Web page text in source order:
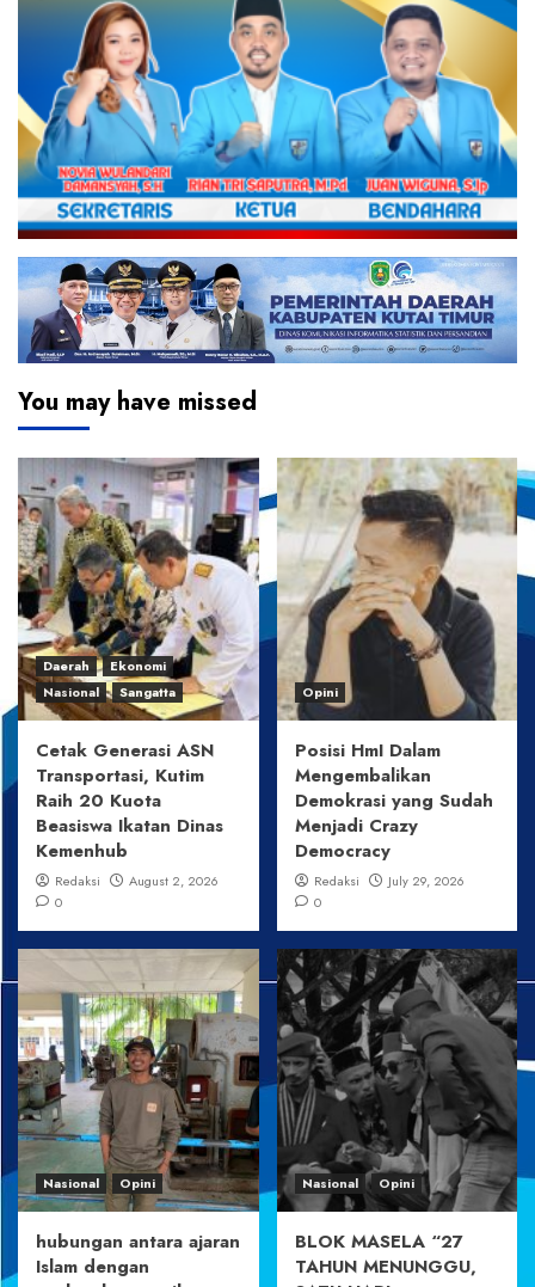
You may have missed
Daerah
Ekonomi
Nasional
Sangatta
Cetak Generasi ASN
Transportasi, Kutim
Raih 20 Kuota
Beasiswa Ikatan Dinas
Kemenhub
Redaksi
August 2, 2026
0
Opini
Posisi HmI Dalam
Mengembalikan
Demokrasi yang Sudah
Menjadi Crazy
Democracy
Redaksi
July 29, 2026
0
Nasional Opini
hubungan antara ajaran
Islam dengan
Nasional Opini
BLOK MASELA “27
TAHUN MENUNGGU,